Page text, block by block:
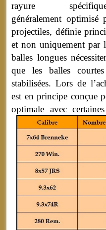
rayure
généralement
projectiles, définie
et non uniquement par
balles longues
que les balles
stabilisées. Lors de
est en principe conçue
optimale avec